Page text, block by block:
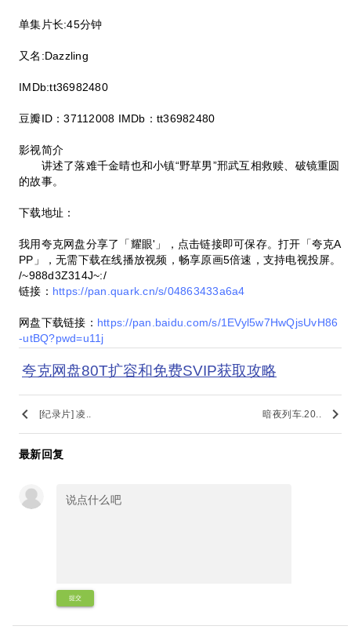
单集片长:45分钟
又名:Dazzling
IMDb:tt36982480
豆瓣ID：37112008 IMDb：tt36982480
影视简介
讲述了落难千金晴也和小镇“野草男”邢武互相救赎、破镜重圆
的故事。
下载地址：
我用夸克网盘分享了「耀眼'」，点击链接即可保存。打开「夸克A
PP」，无需下载在线播放视频，畅享原画5倍速，支持电视投屏。
/~988d3Z314J~:/
链接： https://pan.quark.cn/s/04863433a6a4
网盘下载链接： https://pan.baidu.com/s/1EVyl5w7HwQjsUvH86
-utBQ?pwd=u11j
夸克网盘80T扩容和免费SVIP获取攻略
keyboard_arrow_left [纪录片] 凌.. 暗夜列车.20.. keyboard_arrow_right
最新回复
提交